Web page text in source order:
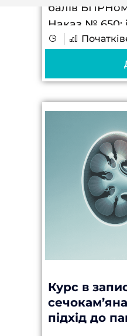
балів
Наказ № 650:
Чому це
сестрі
Курс в
підхід до